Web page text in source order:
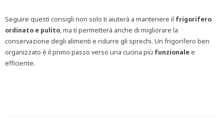
Seguire questi consigli non solo ti aiuterà a mantenere il frigorifero
ordinato e pulito, ma ti permetterà anche di migliorare la
conservazione degli alimenti e ridurre gli sprechi. Un frigorifero ben
organizzato è il primo passo verso una cucina più funzionalee
efficiente.